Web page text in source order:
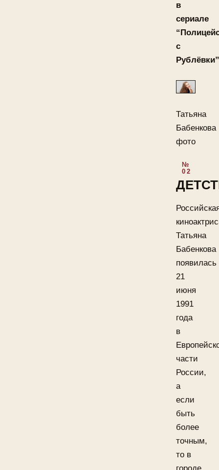
в
сериале
с
Татьяна
Бабенкова
фото
Татьяна
Бабенкова
появилась
21
июня
1991
года
в
части
России,
а
если
быть
более
точным,
то в
городе